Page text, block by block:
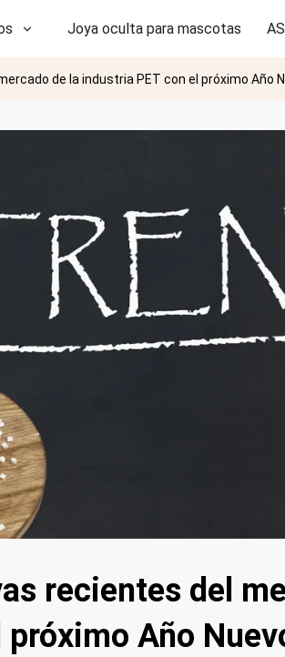
Joya oculta para mascotas
de la industria PET con el próximo Año
recientes del
próximo Año